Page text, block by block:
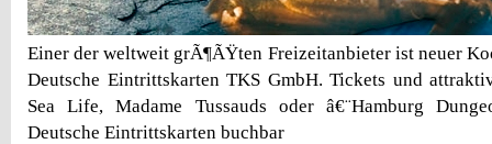
Einer der weltweit grÃ¶ÃŸten Freizeitanbieter ist neuer
Deutsche Eintrittskarten TKS GmbH. Tickets und
Sea Life, Madame Tussauds oder â€¨Hamburg
Deutsche Eintrittskarten buchbar